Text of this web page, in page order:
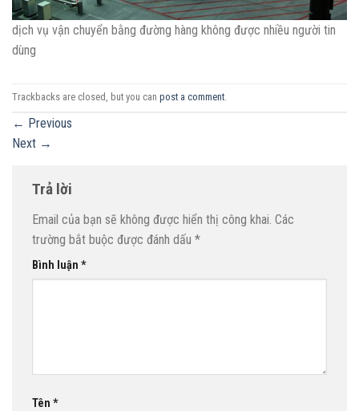
dịch vụ vận chuyển bằng đường hàng không được nhiều người tin
dùng
Trackbacks are closed, but you can post a comment.
← Previous
Next →
Trả lời
Email của bạn sẽ không được hiển thị công khai. Các
trường bắt buộc được đánh dấu *
Bình luận *
Tên *